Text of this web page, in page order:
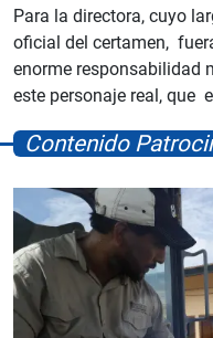
Para la directora, cuyo
oficial del certamen,
enorme responsabilidad
este personaje real, que
Contenido